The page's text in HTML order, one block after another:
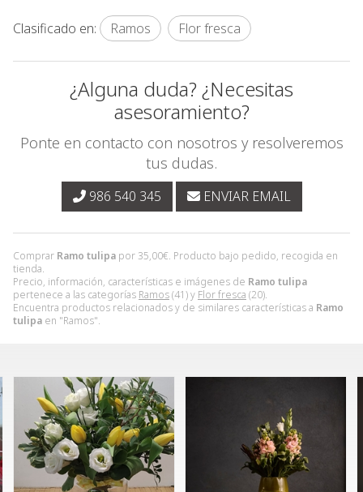
Comprar Ramo tulipa por 35,00€. Producto bajo pedido, recogida en
tienda.
Precio, información, características e imágenes de Ramo tulipa
pertenece a las categorías Ramos(41) y Flor fresca (20).
Encuentra productos relacionados y de similares características a Ramo
tulipa en "Ramos".
Clasificado en: Ramos Flor fresca
¿Alguna duda? ¿Necesitas
asesoramiento?
Ponte en contacto con nosotros y resolveremos
tus dudas.
986 540 345 ENVIAR EMAIL